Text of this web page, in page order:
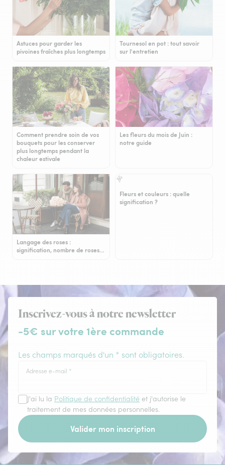
Astuces pour garder les
pivoines fraîches plus longtemps
Tournesol en pot : tout savoir
sur l'entretien
Comment prendre soin de vos
bouquets pour les conserver
plus longtemps pendant la
chaleur estivale
Les fleurs du mois de Juin :
notre guide
Langage des roses :
signification, nombre de roses…
Fleurs et couleurs : quelle
signification ?
Inscrivez-vous à notre newsletter
-5€ sur votre 1ère commande
Les champs marqués d'un * sont obligatoires.
Adresse e-mail *
J'ai lu la Politique de confidentialité et j'autorise le
traitement de mes données personnelles.
Valider mon inscription